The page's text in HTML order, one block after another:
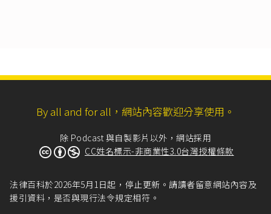
人。
刑事訴訟法第178條：「
I 證人經合法傳喚，無正當理由而不到場者，得科
以新臺幣三萬元以下之罰鍰，並得拘提之；再傳
II 前項科罰鍰之處分，由法院裁定之。檢察官為傳
喚者，應聲請該管法院裁定之。
By all and for all，網站內容歡迎分享使用。
除 Podcast 與自製影片以外，網站採用
CC姓名標示-非商業性3.0台灣授權條款
法律百科於2026年5月1日起，停止更新。請讀者留意網站內容及
援引資料，是否與現行法令規定相符。